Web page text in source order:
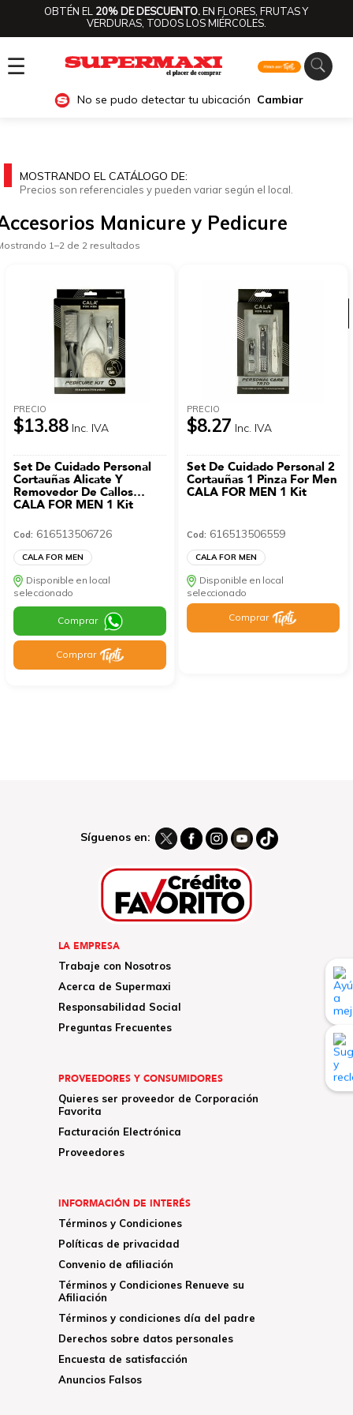
OBTÉN EL 20% DE DESCUENTO.EN FLORES, FRUTAS Y
VERDURAS, TODOS LOS MIÉRCOLES.
☰
No se pudo detectar tu ubicación Cambiar
Ver categorías
MOSTRANDO EL CATÁLOGO DE:
Precios son referenciales y pueden variar según el local.
Manicure y Pedicure
1–2 de 2 resultados
PRECIO
$13.88 Inc. IVA
Set De Cuidado Personal
Cortauñas Alicate Y
Removedor De Callos
CALA FOR MEN 1 Kit
Cod: 616513506726
CALA FOR MEN
Disponible en local
seleccionado
Comprar
Comprar
PRECIO
$8.27 Inc. IVA
Set De Cuidado Personal 2
Cortauñas 1 Pinza For Men
CALA FOR MEN 1 Kit
Cod: 616513506559
CALA FOR MEN
Disponible en local
seleccionado
Comprar
Síguenos en:
LA EMPRESA
Trabaje con Nosotros
Acerca de Supermaxi
Responsabilidad Social
Preguntas Frecuentes
PROVEEDORES Y CONSUMIDORES
Quieres ser proveedor de Corporación
Favorita
Facturación Electrónica
Proveedores
INFORMACIÓN DE INTERÉS
Términos y Condiciones
Políticas de privacidad
Convenio de afiliación
Términos y Condiciones Renueve su
Afiliación
Términos y condiciones día del padre
Derechos sobre datos personales
Encuesta de satisfacción
Anuncios Falsos